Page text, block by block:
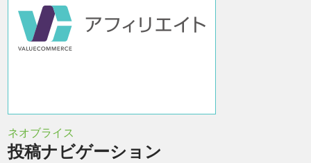
ネオブライス
投稿ナビゲーション